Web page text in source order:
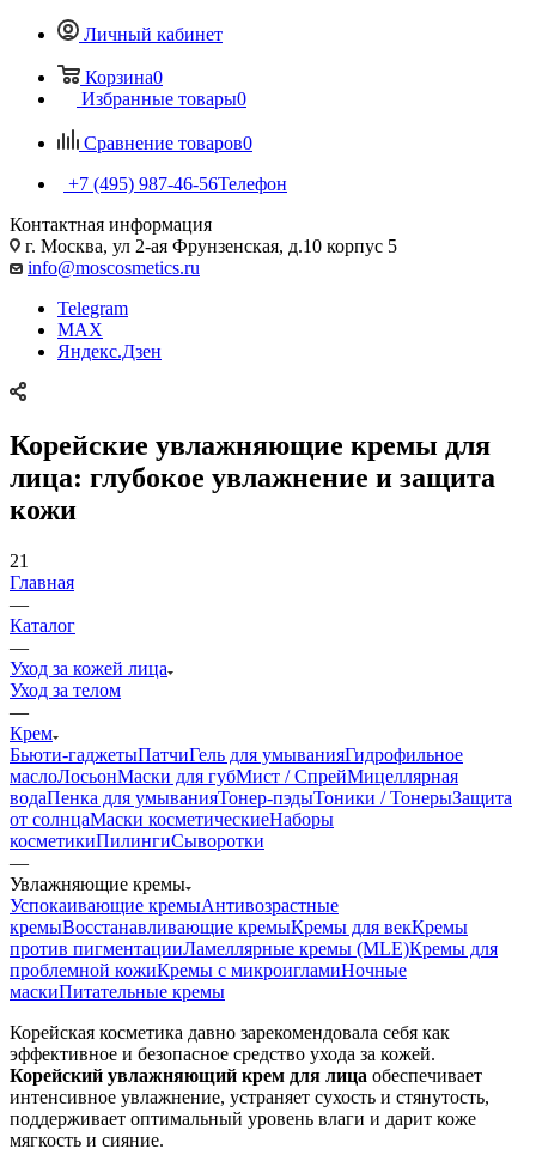
Личный кабинет
Корзина0
Избранные товары0
Сравнение товаров0
+7 (495) 987-46-56Телефон
Контактная информация
г. Москва, ул 2-ая Фрунзенская, д.10 корпус 5
info@moscosmetics.ru
Telegram
MAX
Яндекс.Дзен
Корейские увлажняющие кремы для
лица: глубокое увлажнение и защита
кожи
21
Главная
—
Каталог
—
Уход за кожей лица
Уход за телом
—
Крем
Бьюти-гаджетыПатчиГель для умыванияГидрофильное
маслоЛосьонМаски для губМист / СпрейМицеллярная
водаПенка для умыванияТонер-пэдыТоники / ТонерыЗащита
от солнцаМаски косметическиеНаборы
косметикиПилингиСыворотки
—
Увлажняющие кремы
Успокаивающие кремыАнтивозрастные
кремыВосстанавливающие кремыКремы для векКремы
против пигментацииЛамеллярные кремы (MLE)Кремы для
проблемной кожиКремы с микроигламиНочные
маскиПитательные кремы
Корейская косметика давно зарекомендовала себя как
эффективное и безопасное средство ухода за кожей.
Корейский увлажняющий крем для лица обеспечивает
интенсивное увлажнение, устраняет сухость и стянутость,
поддерживает оптимальный уровень влаги и дарит коже
мягкость и сияние.